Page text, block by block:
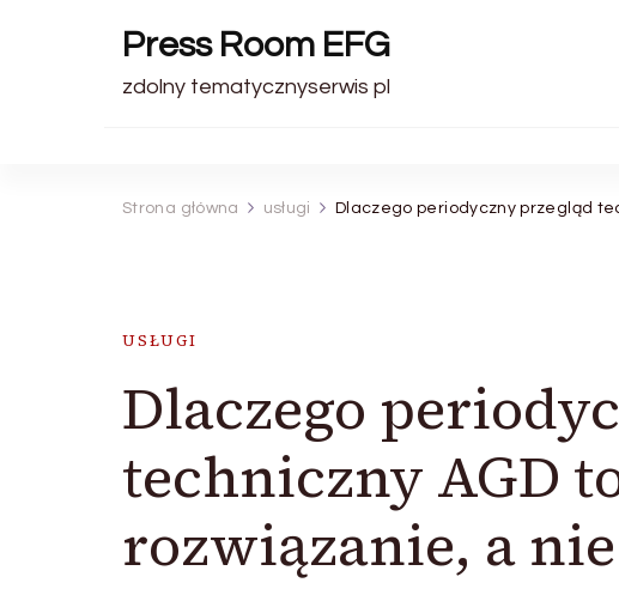
Press Room EFG
zdolny tematycznyserwis pl
Strona główna usługi Dlaczego periodyczny przegląd
USŁUGI
Dlaczego
techniczny AGD
rozwiązanie, a